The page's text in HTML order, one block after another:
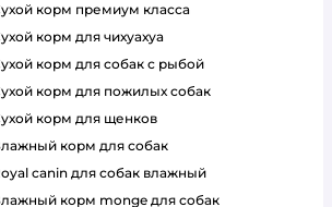
сухой корм премиум класса
сухой корм для чихуахуа
сухой корм для собак с рыбой
сухой корм для пожилых собак
сухой корм для щенков
влажный корм для собак
royal canin для собак влажный
влажный корм monge для собак